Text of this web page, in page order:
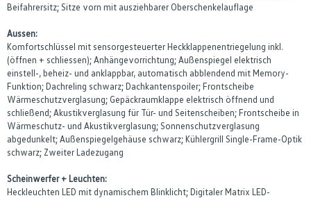
Beifahrersitz; Sitze vorn mit ausziehbarer Oberschenkelauflage
Aussen:
Komfortschlüssel mit sensorgesteuerter Heckklappenentriegelung inkl.
(öffnen + schliessen); Anhängevorrichtung; Außenspiegel elektrisch
einstell-, beheiz- und anklappbar, automatisch abblendend mit Memory-
Funktion; Dachreling schwarz; Dachkantenspoiler; Frontscheibe
Wärmeschutzverglasung; Gepäckraumklappe elektrisch öffnend und
schließend; Akustikverglasung für Tür- und Seitenscheiben; Frontscheibe in
Wärmeschutz- und Akustikverglasung; Sonnenschutzverglasung
abgedunkelt; Außenspiegelgehäuse schwarz; Kühlergrill Single-Frame-Optik
schwarz; Zweiter Ladezugang
Scheinwerfer + Leuchten:
Heckleuchten LED mit dynamischem Blinklicht; Digitaler Matrix LED-